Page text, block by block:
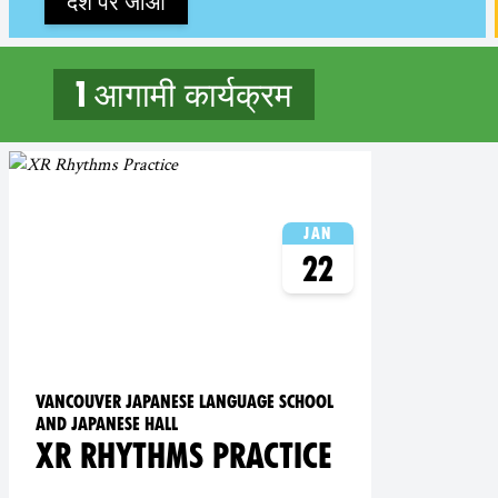
1 आगामी कार्यक्रम
1 upcoming events in
Jan
22
Vancouver Japanese Language School
and Japanese Hall
XR RHYTHMS PRACTICE